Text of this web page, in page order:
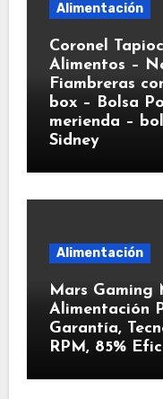
Alimentación
Coronel
Alimentos –
Fiambreras
box – Bolsa
merienda –
Sidney
Alimentación
Mars Gaming
Alimentación
Garantía,
RPM, 85%